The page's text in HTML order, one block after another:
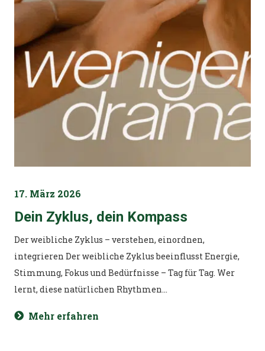
17. März 2026
Dein Zyklus, dein Kompass
Der weibliche Zyklus – verstehen, einordnen,
integrieren Der weibliche Zyklus beeinflusst Energie,
Stimmung, Fokus und Bedürfnisse – Tag für Tag. Wer
lernt, diese natürlichen Rhythmen…
Mehr erfahren